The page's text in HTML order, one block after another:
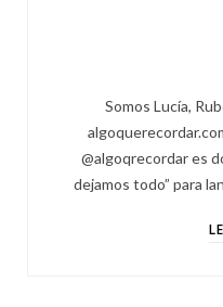
Somos Lucía,
@algoqrecordar es
dejamos todo” para